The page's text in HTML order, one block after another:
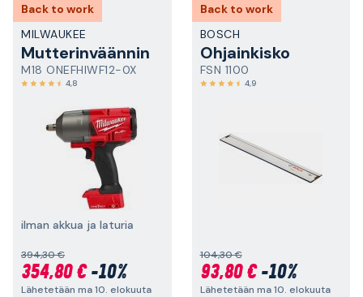
Back to work
MILWAUKEE
Mutterinväännin
M18 ONEFHIWF12-0X
4,8
ilman akkua ja laturia
394,30 €
354,80 €-10%
Lähetetään ma 10. elokuuta
Back to work
BOSCH
Ohjainkisko
FSN 1100
4,9
104,30 €
93,80 €-10%
Lähetetään ma 10. elokuuta